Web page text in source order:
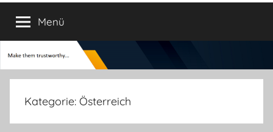
Menü
Kategorie: Österreich